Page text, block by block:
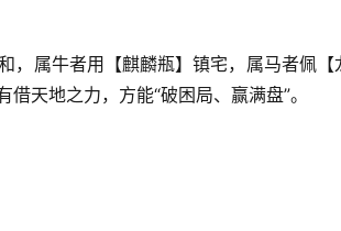
，属牛者用【麒麟瓶】镇宅，属马者佩【
天地之力，方能“破困局、赢满盘”。